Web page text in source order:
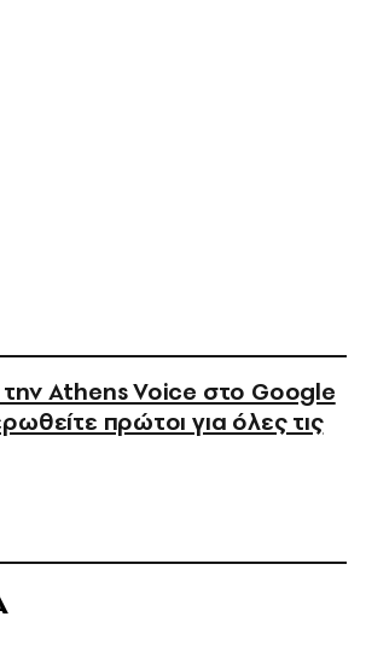
Athens Voice στο Google
πρώτοι για όλες τις